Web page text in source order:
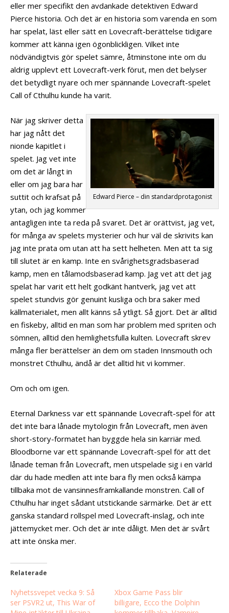
eller mer specifikt den avdankade detektiven Edward
Pierce historia. Och det är en historia som varenda en som
har spelat, läst eller sätt en Lovecraft-berättelse tidigare
kommer att känna igen ögonblickligen. Vilket inte
nödvändigtvis gör spelet sämre, åtminstone inte om du
aldrig upplevt ett Lovecraft-verk förut, men det belyser
det betydligt nyare och mer spännande Lovecraft-spelet
Call of Cthulhu kunde ha varit.
Edward Pierce – din standardprotagonist
När jag skriver detta
har jag nått det
nionde kapitlet i
spelet. Jag vet inte
om det är långt in
eller om jag bara har
suttit och krafsat på
ytan, och jag kommer
antagligen inte ta reda på svaret. Det är orättvist, jag vet,
för många av spelets mysterier och hur väl de skrivits kan
jag inte prata om utan att ha sett helheten. Men att ta sig
till slutet är en kamp. Inte en svårighetsgradsbaserad
kamp, men en tålamodsbaserad kamp. Jag vet att det jag
spelat har varit ett helt godkänt hantverk, jag vet att
spelet stundvis gör genuint kusliga och bra saker med
källmaterialet, men allt känns så ytligt. Så gjort. Det är alltid
en fiskeby, alltid en man som har problem med spriten och
sömnen, alltid den hemlighetsfulla kulten. Lovecraft skrev
många fler berättelser än dem om staden Innsmouth och
monstret Cthulhu, ändå är det alltid hit vi kommer.
Om och om igen.
Eternal Darkness var ett spännande Lovecraft-spel för att
det inte bara lånade mytologin från Lovecraft, men även
short-story-formatet han byggde hela sin karriär med.
Bloodborne var ett spännande Lovecraft-spel för att det
lånade teman från Lovecraft, men utspelade sig i en värld
där du hade medlen att inte bara fly men också kämpa
tillbaka mot de vansinnesframkallande monstren. Call of
Cthulhu har inget sådant utstickande särmärke. Det är ett
ganska standard rollspel med Lovecraft-inslag, och inte
jättemycket mer. Och det är inte dåligt. Men det är svårt
att inte önska mer.
Relaterade
Nyhetssvepet vecka 9: Så
ser PSVR2 ut, This War of
Xbox Game Pass blir
billigare, Ecco the Dolphin